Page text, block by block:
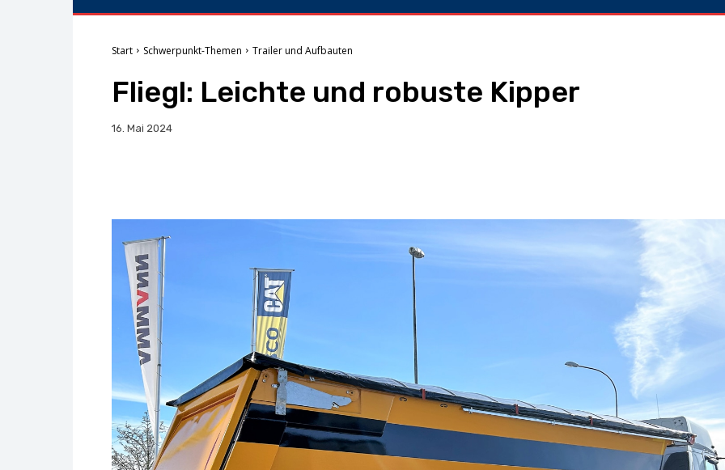
Start Schwerpunkt-Themen Trailer und Aufbauten
Fliegl: Leichte und robuste Kipper
16. Mai 2024